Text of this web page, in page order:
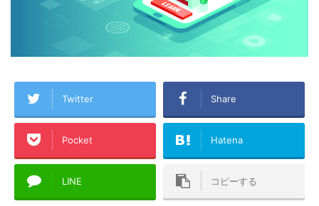
Twitter Share
Pocket Hatena
LINE コピーする